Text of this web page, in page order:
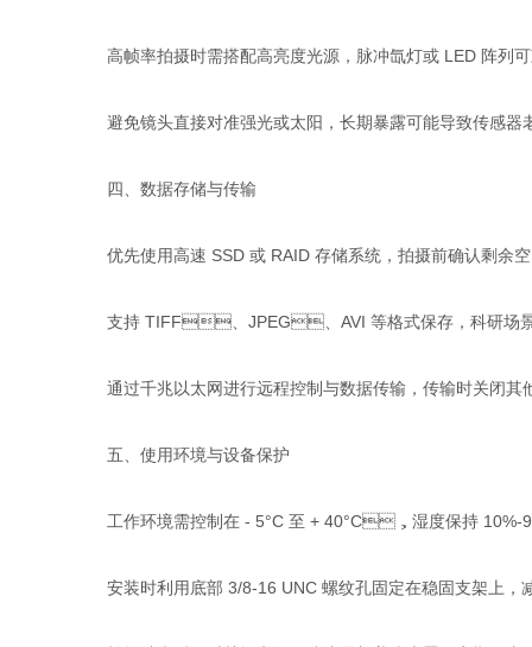
高帧率拍摄时需搭配高亮度光源，脉冲氙灯或 LED 阵列可减
避免镜头直接对准强光或太阳，长期暴露可能导致传感器老化
四、数据存储与传输
优先使用高速 SSD 或 RAID 存储系统，拍摄前确认剩余空间
支持 TIFF、JPEG、AVI 等格式保存，科研场景建议
通过千兆以太网进行远程控制与数据传输，传输时关闭其他
五、使用环境与设备保护
工作环境需控制在 - 5°C 至 + 40°C，湿度保持 10%-90% 无
安装时利用底部 3/8-16 UNC 螺纹孔固定在稳固支架上，